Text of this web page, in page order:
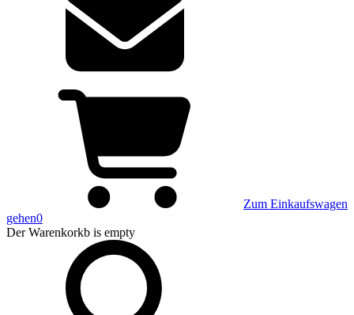
Zum Einkaufswagen
gehen0
Der Warenkorkb is empty